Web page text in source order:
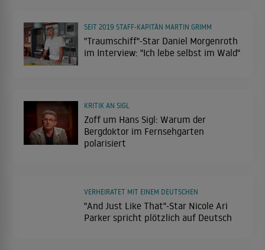
"Traumschiff"-Star Daniel Morgenroth
im Interview: "Ich lebe selbst im Wald"
SEIT 2019 STAFF-KAPITÄN MARTIN GRIMM
Zoff um Hans Sigl: Warum der
Bergdoktor im Fernsehgarten
polarisiert
KRITIK AN SIGL
"And Just Like That"-Star Nicole Ari
Parker spricht plötzlich auf Deutsch
VERHEIRATET MIT EINEM DEUTSCHEN